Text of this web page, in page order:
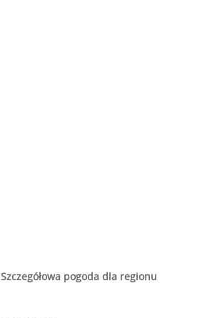
Szczegółowa pogoda dla regionu